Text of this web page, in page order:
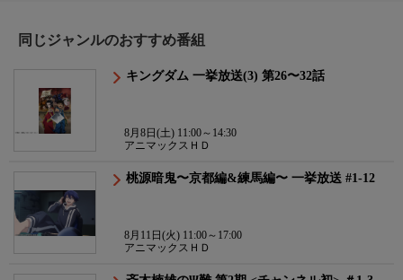
同じジャンルのおすすめ番組
キングダム 一挙放送(3) 第26〜32話
8月8日(土) 11:00～14:30
アニマックスＨＤ
桃源暗鬼〜京都編&練馬編〜 一挙放送 #1-12
8月11日(火) 11:00～17:00
アニマックスＨＤ